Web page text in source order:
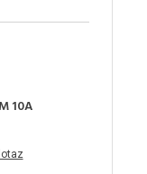
10A